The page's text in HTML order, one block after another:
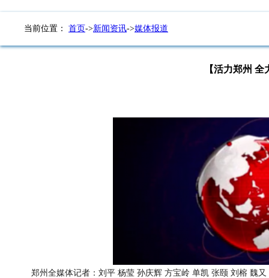
当前位置： 首页->新闻资讯->媒体报道
【活力郑州
郑州全媒体记者：刘平 杨莹 孙庆辉 方宝岭 单凯 张颐 刘榕 魏又